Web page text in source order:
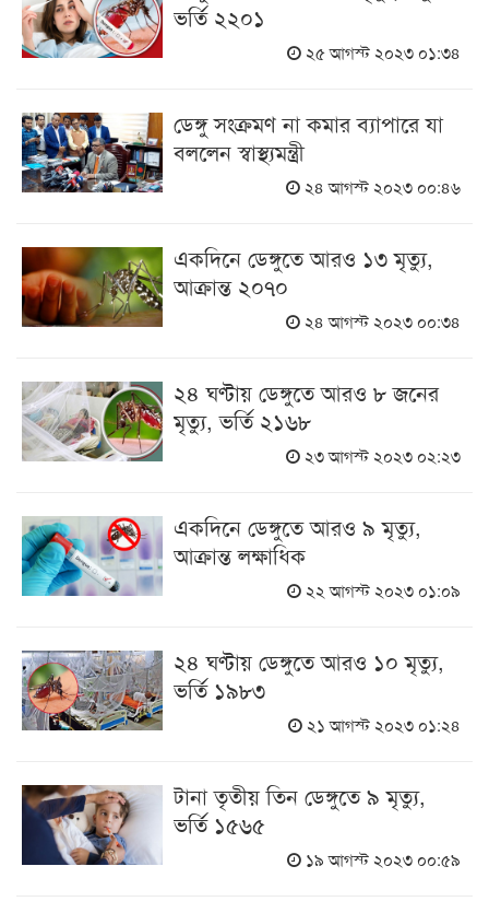
ভর্তি ২২০১
২৫ আগস্ট ২০২৩ ০১:৩৪
ডেঙ্গু সংক্রমণ না কমার ব্যাপারে যা
বললেন স্বাস্থ্যমন্ত্রী
২৪ আগস্ট ২০২৩ ০০:৪৬
একদিনে ডেঙ্গুতে আরও ১৩ মৃত্যু,
আক্রান্ত ২০৭০
২৪ আগস্ট ২০২৩ ০০:৩৪
২৪ ঘণ্টায় ডেঙ্গুতে আরও ৮ জনের
মৃত্যু, ভর্তি ২১৬৮
২৩ আগস্ট ২০২৩ ০২:২৩
একদিনে ডেঙ্গুতে আরও ৯ মৃত্যু,
আক্রান্ত লক্ষাধিক
২২ আগস্ট ২০২৩ ০১:০৯
২৪ ঘণ্টায় ডেঙ্গুতে আরও ১০ মৃত্যু,
ভর্তি ১৯৮৩
২১ আগস্ট ২০২৩ ০১:২৪
টানা তৃতীয় তিন ডেঙ্গুতে ৯ মৃত্যু,
ভর্তি ১৫৬৫
১৯ আগস্ট ২০২৩ ০০:৫৯